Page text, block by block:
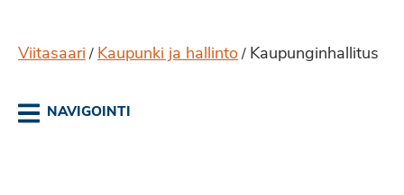
Viitasaari / Kaupunki ja hallinto / Kaupunginhallitus
NAVIGOINTI